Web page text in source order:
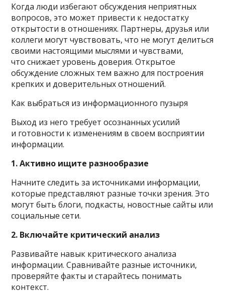
Когда люди избегают обсуждения неприятных
вопросов, это может привести к недостатку
открытости в отношениях. Партнеры, друзья или
коллеги могут чувствовать, что не могут делиться
своими настоящими мыслями и чувствами,
что снижает уровень доверия. Открытое
обсуждение сложных тем важно для построения
крепких и доверительных отношений.
Как выбраться из информационного пузыря
Выход из него требует осознанных усилий
и готовности к изменениям в своем восприятии
информации.
1. Активно ищите разнообразие
Начните следить за источниками информации,
которые представляют разные точки зрения. Это
могут быть блоги, подкасты, новостные сайты или
социальные сети.
2. Включайте критический анализ
Развивайте навык критического анализа
информации. Сравнивайте разные источники,
проверяйте факты и старайтесь понимать
контекст.